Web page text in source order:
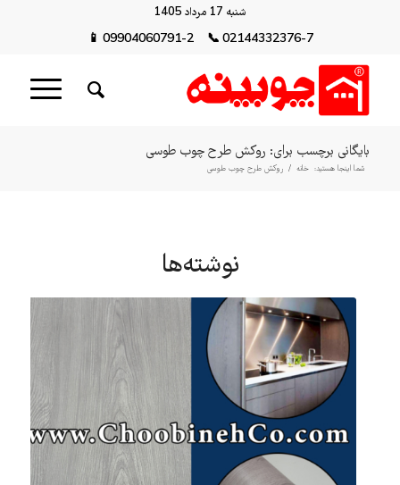
شنبه 17 مرداد 1405
02144332376-7
📞
09904060791-2
📱
بایگانی برچسب برای: روکش طرح چوب طوسی
شما اینجا هستید: خانه / روکش طرح چوب طوسی
نوشته‌ها